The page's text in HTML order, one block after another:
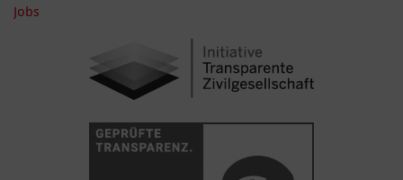
Jobs